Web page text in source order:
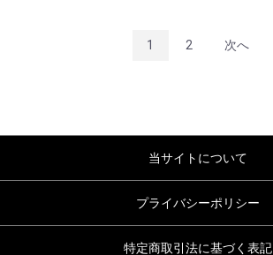
1 2 次へ
当サイトについて
プライバシーポリシー
特定商取引法に基づく表記